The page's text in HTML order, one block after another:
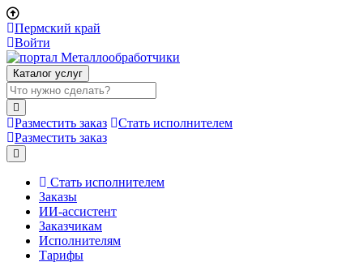
Пермский край
Войти
Каталог услуг
Разместить заказ
Стать исполнителем
Разместить заказ
Стать исполнителем
Заказы
ИИ-ассистент
Заказчикам
Исполнителям
Тарифы